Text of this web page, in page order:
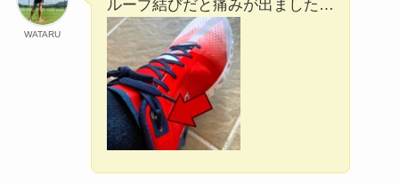
WATARU
ループ結びだと痛みが出ました…